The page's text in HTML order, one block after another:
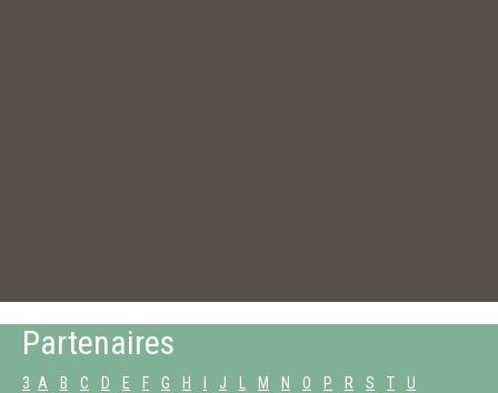
Partenaires
3 A B C D E F G H J M N O P R S T U